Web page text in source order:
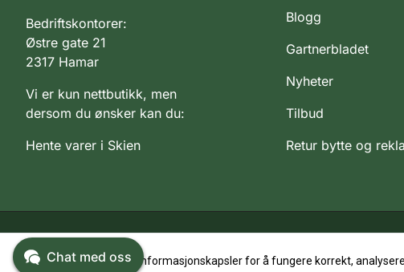
Bedriftskontorer:
Østre gate 21
2317 Hamar
Vi er kun nettbutikk, men
dersom du ønsker kan du:
Hente varer i Skien
Blogg
Gartnerbladet
Nyheter
Tilbud
Retur bytte og
Dette nettstedet bruker informasjonskapsler for å fungere korrekt,
Chat med oss